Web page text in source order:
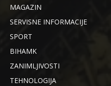
MAGAZIN
SERVISNE INFORMACIJE
SPORT
BIHAMK
ZANIMLJIVOSTI
TEHNOLOGIJA